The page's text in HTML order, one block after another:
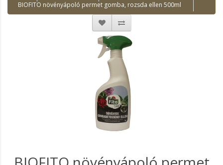
BIOFITO növényápoló permet gomba, rozsda ellen 500ml